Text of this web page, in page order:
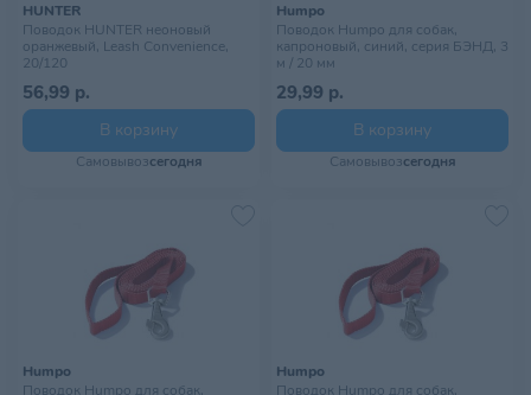
HUNTER
Поводок HUNTER неоновый
оранжевый, Leash Convenience,
20/120
56,99 р.
В корзину
Самовывозсегодня
Humpo
Поводок Humpo для собак,
капроновый, синий, серия БЭНД, 3
м / 20 мм
29,99 р.
В корзину
Самовывозсегодня
Humpo
Поводок Humpo для собак,
Humpo
Поводок Humpo для собак,